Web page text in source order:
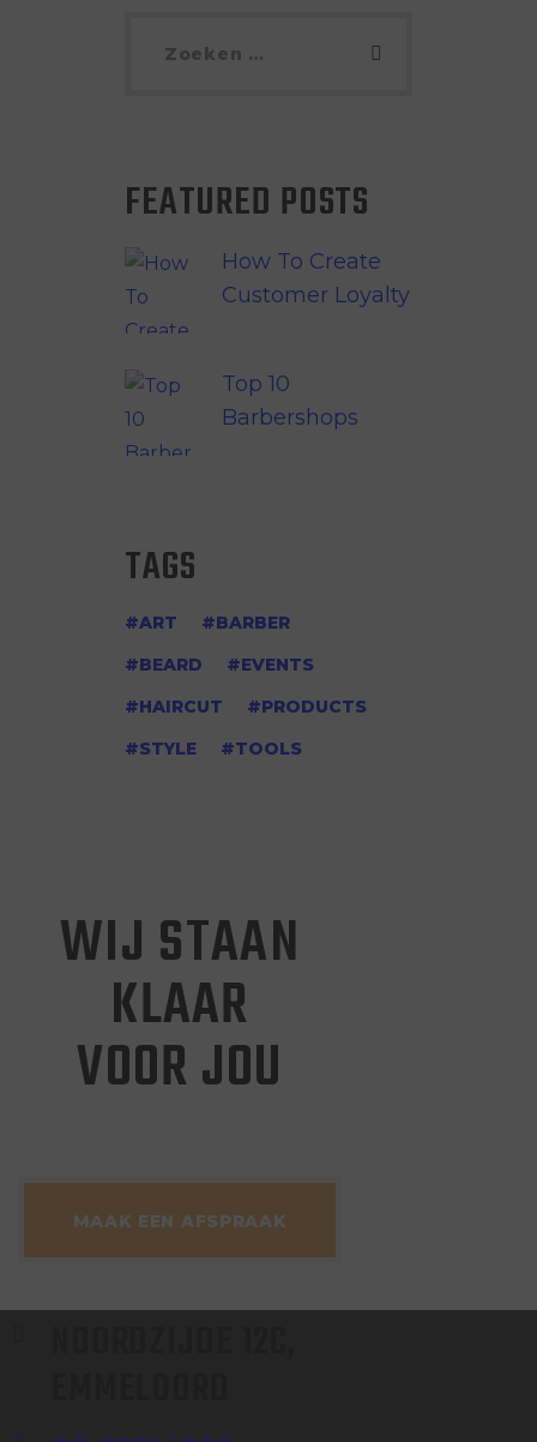
FEATURED POSTS
How To Create
Customer Loyalty
Top 10
Barbershops
TAGS
ART
BARBER
BEARD
EVENTS
HAIRCUT
PRODUCTS
STYLE
TOOLS
WIJ STAAN
KLAAR
VOOR JOU
MAAK EEN AFSPRAAK